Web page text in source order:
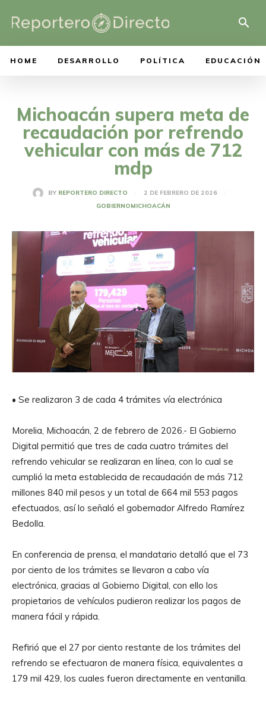
HOME DESARROLLO POLÍTICA EDUCACIÓN
Michoacán supera meta de
recaudación por refrendo
vehicular con más de 712
mdp
BY REPORTERO DIRECTO
2 DE FEBRERO DE 2026
GOBIERNOMICHOACÁN
• Se realizaron 3 de cada 4 trámites vía electrónica
Morelia, Michoacán, 2 de febrero de 2026.- El Gobierno
Digital permitió que tres de cada cuatro trámites del
refrendo vehicular se realizaran en línea, con lo cual se
cumplió la meta establecida de recaudación de más 712
millones 840 mil pesos y un total de 664 mil 553 pagos
efectuados, así lo señaló el gobernador Alfredo Ramírez
Bedolla.
En conferencia de prensa, el mandatario detalló que el 73
por ciento de los trámites se llevaron a cabo vía
electrónica, gracias al Gobierno Digital, con ello los
propietarios de vehículos pudieron realizar los pagos de
manera fácil y rápida.
Refirió que el 27 por ciento restante de los trámites del
refrendo se efectuaron de manera física, equivalentes a
179 mil 429, los cuales fueron directamente en ventanilla.